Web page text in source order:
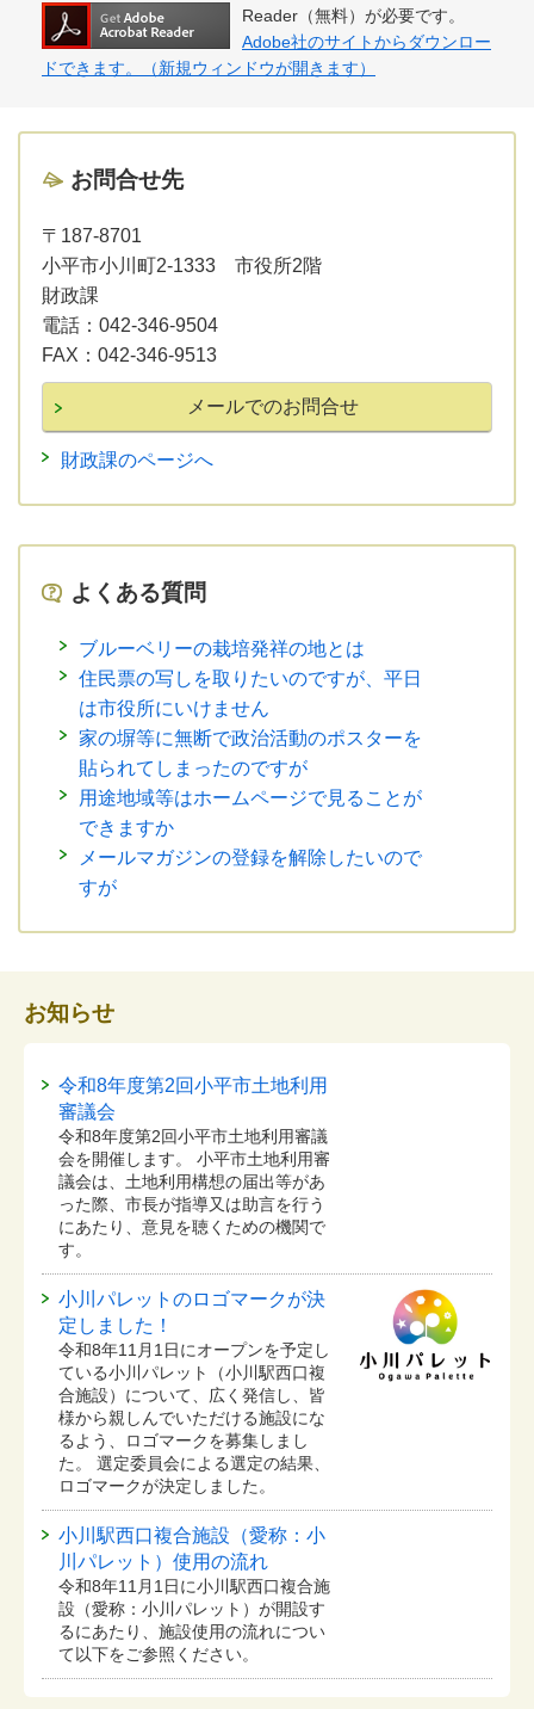
Reader（無料）が必要です。
Adobe社のサイトからダウンロー
ドできます。（新規ウィンドウが開きます）
お問合せ先
〒187-8701
小平市小川町2-1333 市役所2階
財政課
電話： 042-346-9504
FAX： 042-346-9513
財政課のページへ
よくある質問
ブルーベリーの栽培発祥の地とは
住民票の写しを取りたいのですが、平日
は市役所にいけません
家の塀等に無断で政治活動のポスターを
貼られてしまったのですが
用途地域等はホームページで見ることが
できますか
メールマガジンの登録を解除したいので
すが
お知らせ
令和8年度第2回小平市土地利用
審議会
令和8年度第2回小平市土地利用審議
会を開催します。 小平市土地利用審
議会は、土地利用構想の届出等があ
った際、市長が指導又は助言を行う
にあたり、意見を聴くための機関で
す。
小川パレットのロゴマークが決
定しました！
令和8年11月1日にオープンを予定し
ている⼩川パレット（小川駅西口複
合施設）について、広く発信し、皆
様から親しんでいただける施設にな
るよう、ロゴマークを募集しまし
た。 選定委員会による選定の結果、
ロゴマークが決定しました。
小川駅西口複合施設（愛称：小
川パレット）使用の流れ
令和8年11月1日に小川駅西口複合施
設（愛称：小川パレット）が開設す
るにあたり、施設使用の流れについ
て以下をご参照ください。